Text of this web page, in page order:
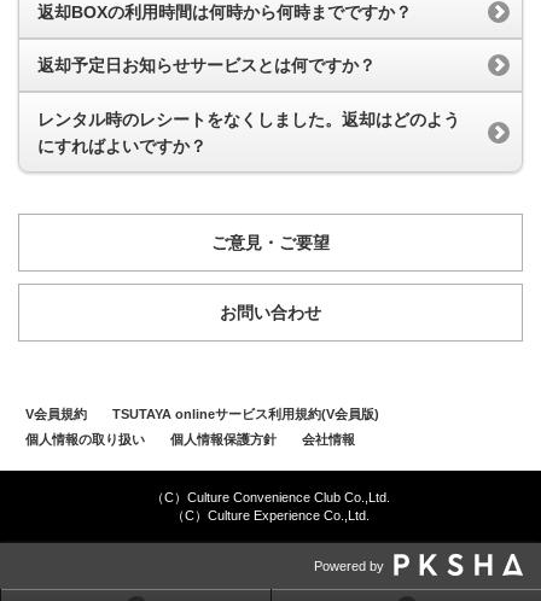
返却BOXの利用時間は何時から何時までですか？
返却予定日お知らせサービスとは何ですか？
レンタル時のレシートをなくしました。返却はどのよう
にすればよいですか？
ご意見・ご要望
お問い合わせ
V会員規約
TSUTAYA onlineサービス利用規約(V会員版)
個人情報の取り扱い
個人情報保護方針 会社情報
（C）Culture Convenience Club Co.,Ltd.
（C）Culture Experience Co.,Ltd.
Powered by